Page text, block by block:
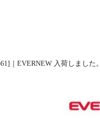
｜EVERNEW 入荷しました。